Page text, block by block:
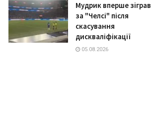
Мудрик вперше зіграв
за "Челсі" після
скасування
дискваліфікації
05.08.2026